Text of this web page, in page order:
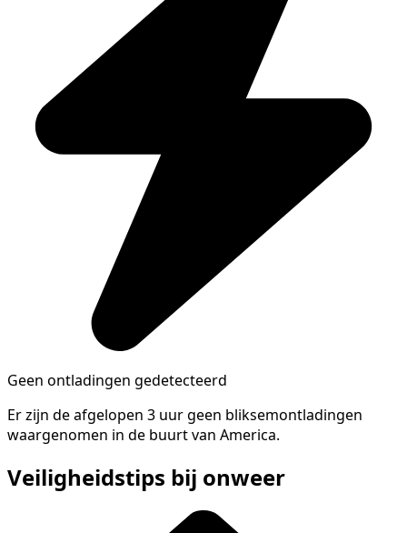
Geen ontladingen gedetecteerd
Er zijn de afgelopen 3 uur geen bliksemontladingen
waargenomen in de buurt van America.
Veiligheidstips bij onweer